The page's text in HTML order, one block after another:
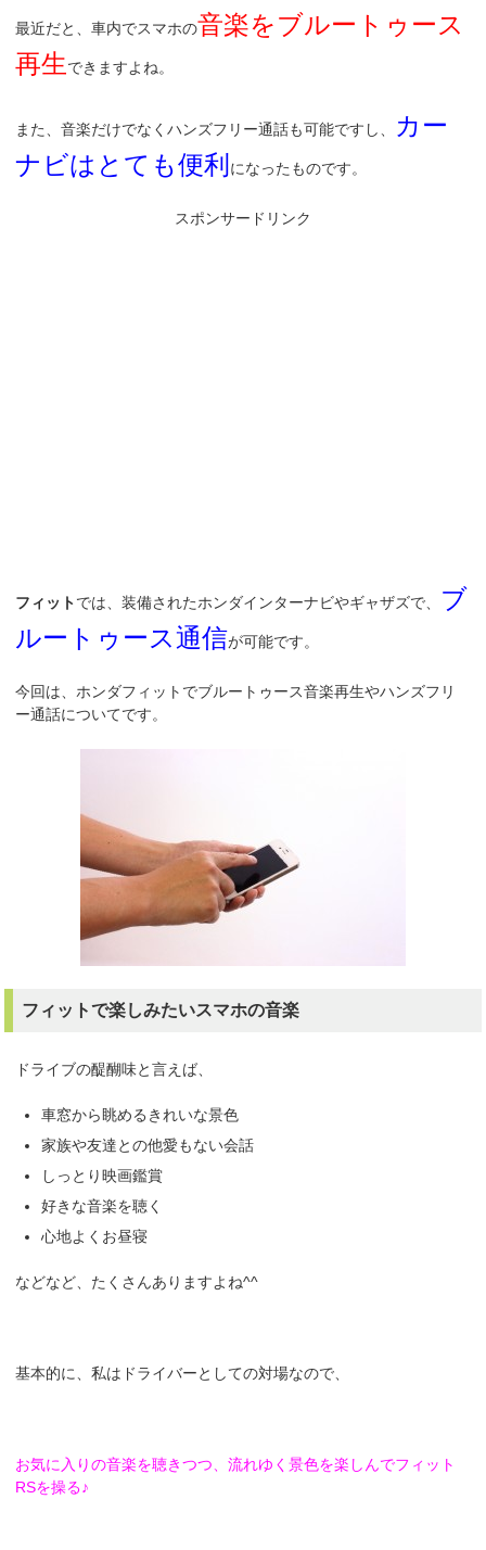
最近だと、車内でスマホの音楽をブルートゥース
再生できますよね。
また、音楽だけでなくハンズフリー通話も可能ですし、
カー
ナビはとても便利 になったものです。
スポンサードリンク
フィットでは、装備されたホンダインターナビやギャザズで、 ブ
ルートゥース通信が可能です。
今回は、ホンダフィットでブルートゥース音楽再生やハンズフリ
ー通話についてです。
フィットで楽しみたいスマホの音楽
ドライブの醍醐味と言えば、
車窓から眺めるきれいな景色
家族や友達との他愛もない会話
しっとり映画鑑賞
好きな音楽を聴く
心地よくお昼寝
などなど、たくさんありますよね^^
基本的に、私はドライバーとしての対場なので、
お気に入りの音楽を聴きつつ、流れゆく景色を楽しんでフィット
RSを操る♪